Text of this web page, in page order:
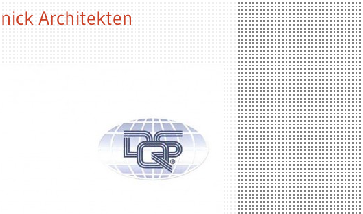
Architekten